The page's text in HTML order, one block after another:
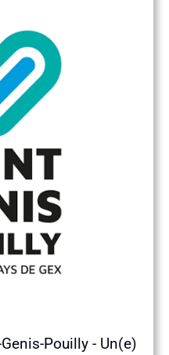
Pouilly - Un(e)